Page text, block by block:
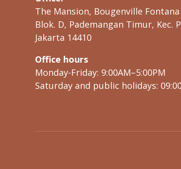
The Mansion, Bougenville
Blok. D, Pademangan Timur, Kec.
Jakarta 14410
Office hours
Monday-Friday: 9:00AM–5:00PM
Saturday and public holidays: